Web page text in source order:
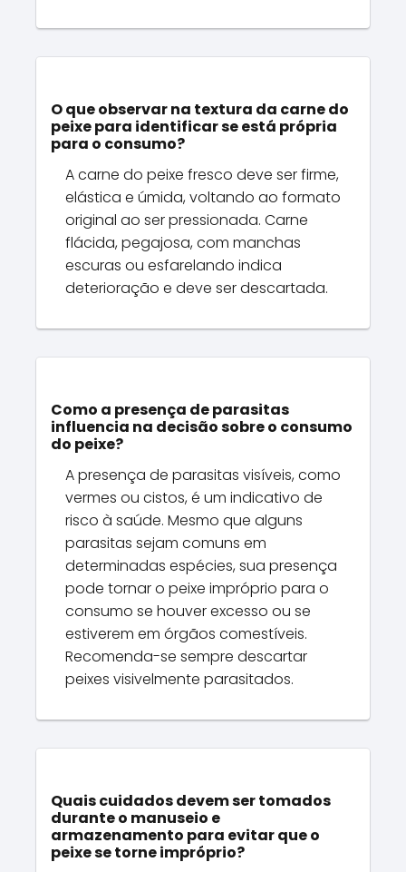
O que observar na textura da carne do
peixe para identificar se está própria
para o consumo?
A carne do peixe fresco deve ser firme,
elástica e úmida, voltando ao formato
original ao ser pressionada. Carne
flácida, pegajosa, com manchas
escuras ou esfarelando indica
deterioração e deve ser descartada.
Como a presença de parasitas
influencia na decisão sobre o consumo
do peixe?
A presença de parasitas visíveis, como
vermes ou cistos, é um indicativo de
risco à saúde. Mesmo que alguns
parasitas sejam comuns em
determinadas espécies, sua presença
pode tornar o peixe impróprio para o
consumo se houver excesso ou se
estiverem em órgãos comestíveis.
Recomenda-se sempre descartar
peixes visivelmente parasitados.
Quais cuidados devem ser tomados
durante o manuseio e
armazenamento para evitar que o
peixe se torne impróprio?